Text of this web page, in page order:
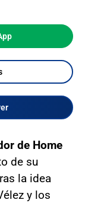
de Home
de su
la idea
y los